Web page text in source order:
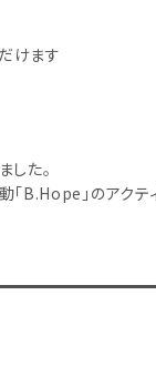
けます
した。
」のアクテ